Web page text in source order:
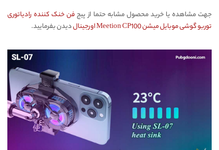
جهت مشاهده یا خرید محصول مشابه حتما از پیجفن خنک کننده رادیاتوری
توربو گوشی موبایل میشن Meetion CP100 اورجینال
دیدن بفرمایید.